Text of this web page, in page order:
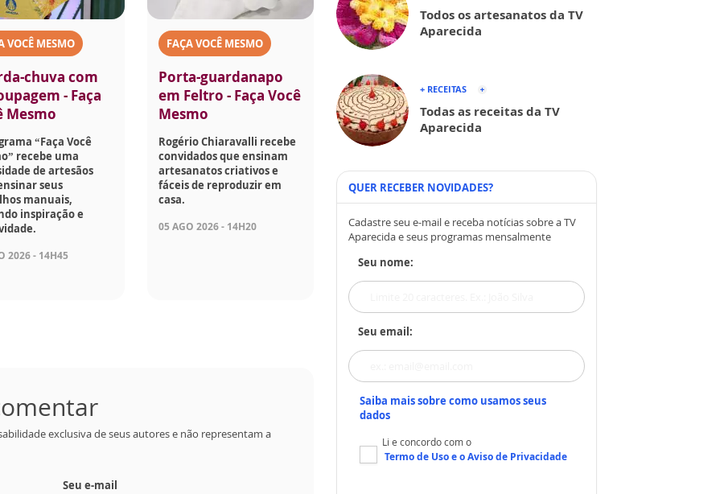
VOCÊ MESMO
chuva com
- Faça
Mesmo
“Faça Você
recebe uma
de artesãos
seus
manuais,
inspiração e
2026 - 14H45
FAÇA VOCÊ MESMO
Porta-guardanapo
em Feltro - Faça Você
Mesmo
Rogério Chiaravalli recebe
convidados que ensinam
artesanatos criativos e
fáceis de reproduzir em
casa.
05 AGO 2026 - 14H20
exclusiva de seus autores e não representam a
Seu e-mail
Todos os artesanatos da TV
Aparecida
+ RECEITAS
Todas as receitas da TV
Aparecida
QUER RECEBER NOVIDADES?
Cadastre seu e-mail e receba notícias sobre a TV
Aparecida e seus programas mensalmente
Seu nome:
Seu email:
Saiba mais sobre como usamos seus
dados
Li e concordo com o
Termo de Usoe oAviso de Privacidade